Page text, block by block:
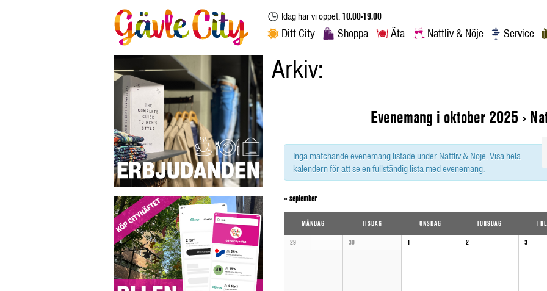
Idag har vi öppet:10.00-19.00
Ditt City Shoppa Äta Nattliv & Nöje Service
Arkiv:
Evenemang i oktober 2025 ›
Inga matchande evenemang listade under Nattliv & Nöje. Visa hela
kalendern för att se en fullständig lista med evenemang.
« september
Calendar
of
Calendar
MÅNDAG TISDAG ONSDAG TORSDAG
29
30 1 2 3